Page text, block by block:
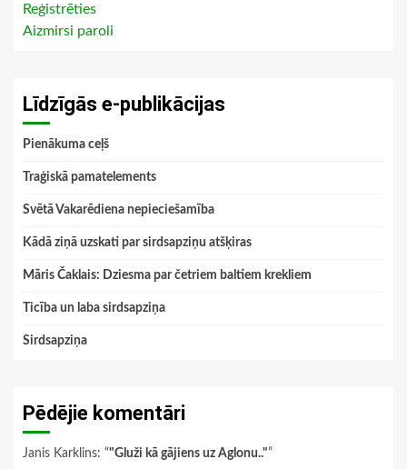
Reģistrēties
Aizmirsi paroli
Līdzīgās e-publikācijas
Pienākuma ceļš
Traģiskā pamatelements
Svētā Vakarēdiena nepieciešamība
Kādā ziņā uzskati par sirdsapziņu atšķiras
Māris Čaklais: Dziesma par četriem baltiem krekliem
Ticība un laba sirdsapziņa
Sirdsapziņa
Pēdējie komentāri
Janis Karklins: “"Gluži kā gājiens uz Aglonu.."”